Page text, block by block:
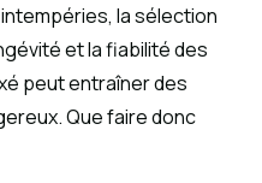
la sélection
et la fiabilité des
peut entraîner des
Que faire donc